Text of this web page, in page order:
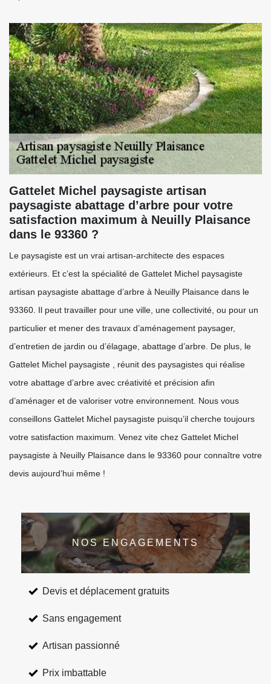
Gattelet Michel paysagiste artisan
paysagiste abattage d’arbre pour votre
satisfaction maximum à Neuilly Plaisance
dans le 93360 ?
Le paysagiste est un vrai artisan-architecte des espaces
extérieurs. Et c’est la spécialité de Gattelet Michel paysagiste
artisan paysagiste abattage d’arbre à Neuilly Plaisance dans le
93360. Il peut travailler pour une ville, une collectivité, ou pour un
particulier et mener des travaux d’aménagement paysager,
d’entretien de jardin ou d’élagage, abattage d’arbre. De plus, le
Gattelet Michel paysagiste , réunit des paysagistes qui réalise
votre abattage d’arbre avec créativité et précision afin
d’aménager et de valoriser votre environnement. Nous vous
conseillons Gattelet Michel paysagiste puisqu’il cherche toujours
votre satisfaction maximum. Venez vite chez Gattelet Michel
paysagiste à Neuilly Plaisance dans le 93360 pour connaître votre
devis aujourd’hui même !
NOS ENGAGEMENTS
Devis et déplacement gratuits
Sans engagement
Artisan passionné
Prix imbattable